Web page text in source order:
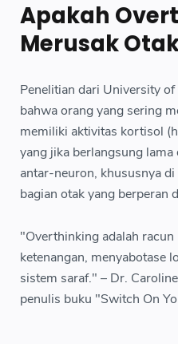
Apakah
Merusak
Penelitian dari University
bahwa orang yang sering
memiliki aktivitas kortisol
yang jika berlangsung
antar-neuron, khususnya
bagian otak yang berperan
"Overthinking adalah
ketenangan, menyabotase
sistem saraf." – Dr.
penulis buku "Switch On